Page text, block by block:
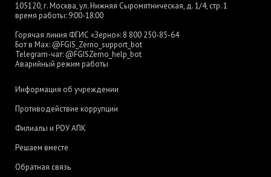
105120, г. Москва, ул. Нижняя Сыромятническая, д. 1/4, стр. 1
время работы: 9:00-18:00
Горячая линия ФГИС «Зерно»: 8 800 250-85-64
Бот в Max: @FGIS_Zerno_support_bot
Telegram-чат: @FGISZerno_help_bot
Аварийный режим работы
Информация об учреждении
Противодействие коррупции
Филиалы и РОУ АПК
Решаем вместе
Обратная связь